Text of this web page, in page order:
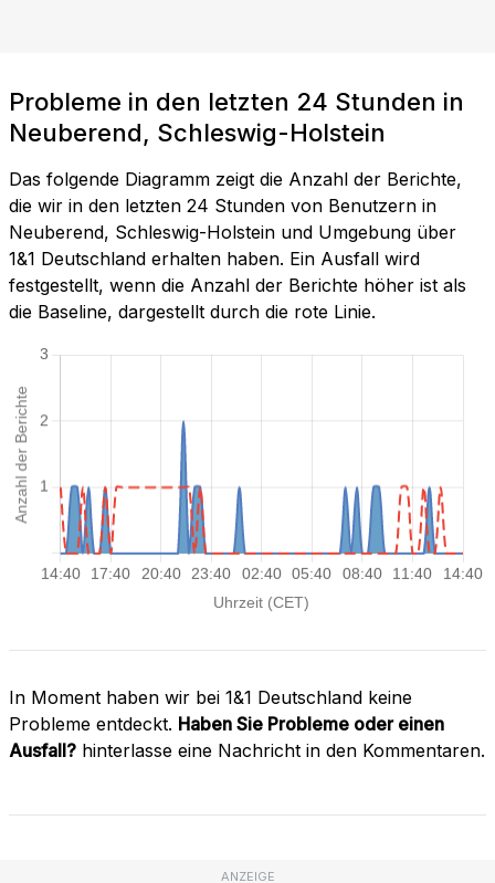
Probleme in den letzten 24 Stunden in
Neuberend, Schleswig-Holstein
Das folgende Diagramm zeigt die Anzahl der Berichte,
die wir in den letzten 24 Stunden von Benutzern in
Neuberend, Schleswig-Holstein und Umgebung über
1&1 Deutschland erhalten haben. Ein Ausfall wird
festgestellt, wenn die Anzahl der Berichte höher ist als
die Baseline, dargestellt durch die rote Linie.
In Moment haben wir bei 1&1 Deutschland keine
Probleme entdeckt. Haben Sie Probleme oder einen
Ausfall? hinterlasse eine Nachricht in den Kommentaren.
ANZEIGE